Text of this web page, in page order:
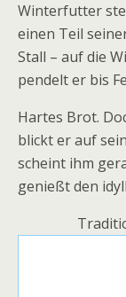
Winterfutter
einen Teil
Stall – auf die
pendelt er bis
Hartes Brot.
blickt er auf
scheint ihm
genießt den